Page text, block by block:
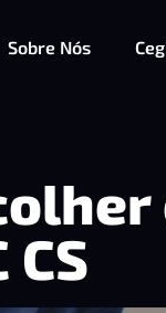
Sobre Nós
CS